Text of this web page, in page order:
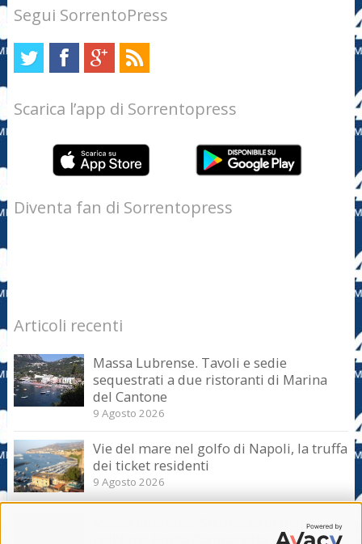
Segui SorrentoPress
Scarica l’app di Sorrentopress
Diventa fan di Sorrentopress
Articoli recenti
Massa Lubrense. Tavoli e sedie
sequestrati a due ristoranti di Marina
del Cantone
9 Agosto 2026
Vie del mare nel golfo di Napoli, la truffa
dei ticket residenti
9 Agosto 2026
Massa Lubrense. Sicurezza in mare
nell’Amp Punta Campanella, incontro